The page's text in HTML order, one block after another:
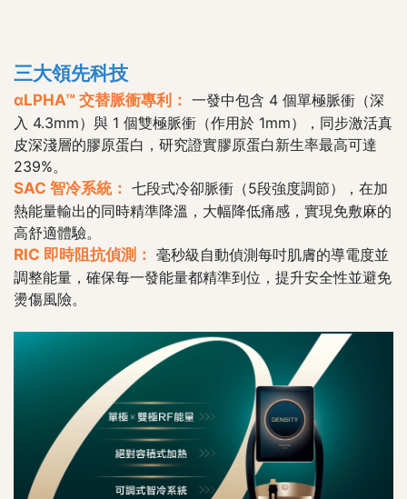
三大領先科技
αLPHA™ 交替脈衝專利： 一發中包含 4 個單極脈衝（深
入 4.3mm）與 1 個雙極脈衝（作用於 1mm），同步激活真
皮深淺層的膠原蛋白，研究證實膠原蛋白新生率最高可達
239%。
SAC 智冷系統： 七段式冷卻脈衝（5段強度調節），在加
熱能量輸出的同時精準降溫，大幅降低痛感，實現免敷麻的
高舒適體驗。
RIC 即時阻抗偵測： 毫秒級自動偵測每吋肌膚的導電度並
調整能量，確保每一發能量都精準到位，提升安全性並避免
燙傷風險。